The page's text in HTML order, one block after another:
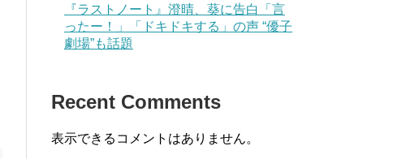
『ラストノート』澄晴、葵に告白「言
ったー！」「ドキドキする」の声 “優子
劇場”も話題
Recent Comments
表示できるコメントはありません。